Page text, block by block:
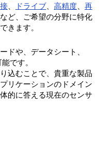
ドライブ 高精度
再
など、ご希望の分野に特化
きます。
ドや、データシート、
です。
込むことで、貴重な製品
リケーションのドメイン
的に答える現在のセンサ